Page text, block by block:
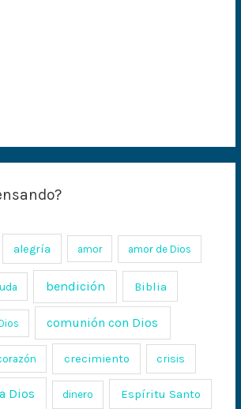
alegría amor amor de Dios
bendición Biblia
comunión con Dios
crecimiento crisis
Dios dinero Espíritu Santo